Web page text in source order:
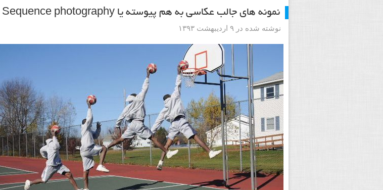
نمونه های جالب عکاسی به هم پیوسته یا Sequence photography
نوشته شده در ۹ اردیبهشت ۱۳۹۳